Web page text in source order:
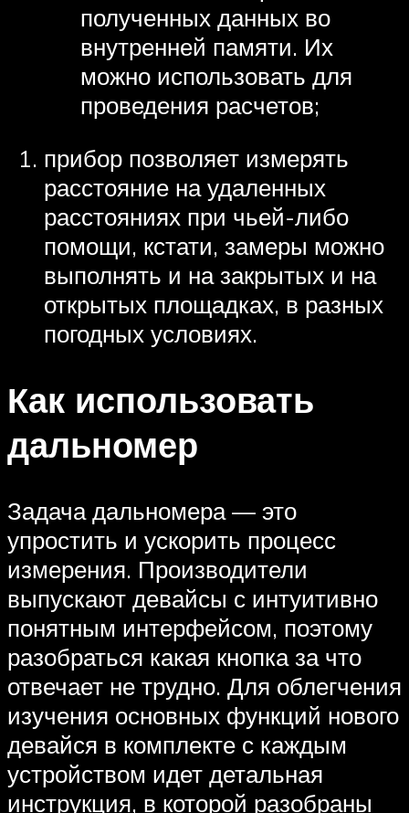
полученных данных во
внутренней памяти. Их
можно использовать для
проведения расчетов;
прибор позволяет измерять
расстояние на удаленных
расстояниях при чьей-либо
помощи, кстати, замеры можно
выполнять и на закрытых и на
открытых площадках, в разных
погодных условиях.
Как использовать
дальномер
Задача дальномера — это
упростить и ускорить процесс
измерения. Производители
выпускают девайсы с интуитивно
понятным интерфейсом, поэтому
разобраться какая кнопка за что
отвечает не трудно. Для облегчения
изучения основных функций нового
девайся в комплекте с каждым
устройством идет детальная
инструкция, в которой разобраны